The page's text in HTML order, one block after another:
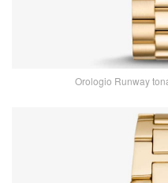
Orologio Runway